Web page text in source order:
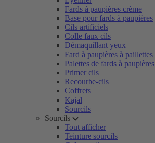
Fards à paupières crème
Base pour fards à paupières
Cils artificiels
Colle faux cils
Démaquillant yeux
Fard à paupières à paillettes
Palettes de fards à paupières
Primer cils
Recourbe-cils
Coffrets
Kajal
Sourcils
Sourcils
Tout afficher
Teinture sourcils